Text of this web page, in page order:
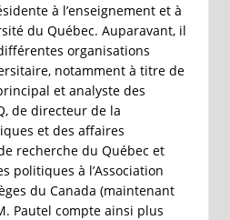
à l’enseignement et à
du Québec. Auparavant, il
organisations
notamment à titre de
et analyste des
de directeur de la
et des affaires
recherche du Québec et
politiques à l’Association
du Canada (maintenant
Pautel compte ainsi plus